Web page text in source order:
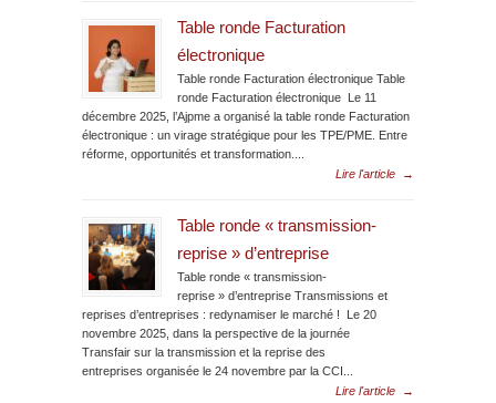
Table ronde Facturation
électronique
Table ronde Facturation électronique Table
ronde Facturation électronique Le 11
décembre 2025, l’Ajpme a organisé la table ronde Facturation
électronique : un virage stratégique pour les TPE/PME. Entre
réforme, opportunités et transformation....
Lire l'article
→
Table ronde « transmission-
reprise » d’entreprise
Table ronde « transmission-
reprise » d’entreprise Transmissions et
reprises d’entreprises : redynamiser le marché ! Le 20
novembre 2025, dans la perspective de la journée
Transfair sur la transmission et la reprise des
entreprises organisée le 24 novembre par la CCI...
Lire l'article
→